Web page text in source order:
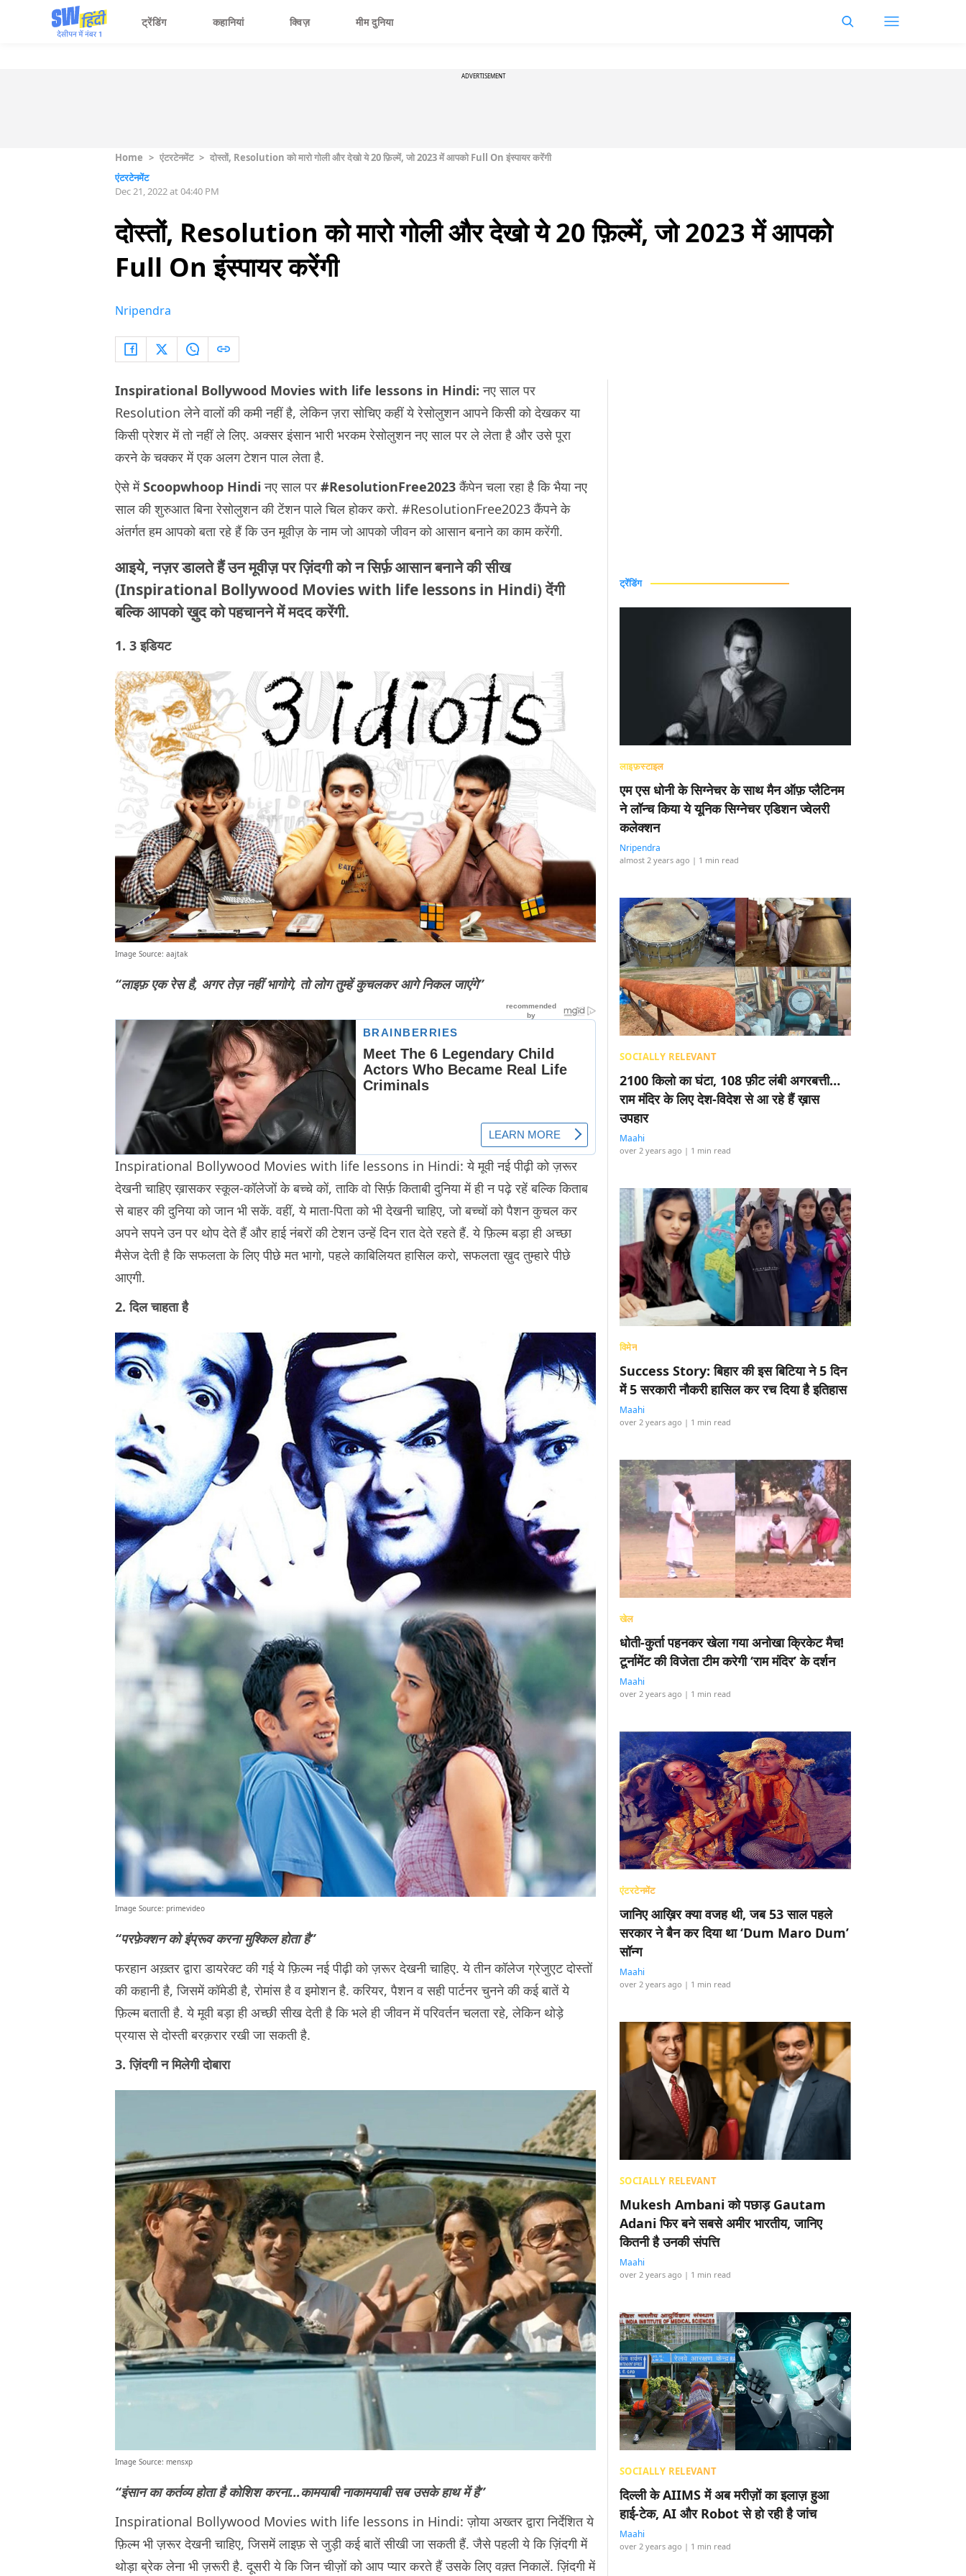
ट्रेंडिंग कहानियां क्विज़ मीम दुनिया
ADVERTISEMENT
Home > एंटरटेनमेंट > दोस्तों, Resolution को मारो गोली और देखो ये 20 फ़िल्में, जो 2023 में आपको Full On इंस्पायर करेंगी
एंटरटेनमेंट
Dec 21, 2022 at 04:40 PM
दोस्तों, Resolution को मारो गोली और देखो ये 20 फ़िल्में, जो 2023 में आपको
Full On इंस्पायर करेंगी
Nripendra
Inspirational Bollywood Movies with life lessons in Hindi: नए साल पर
Resolution लेने वालों की कमी नहीं है, लेकिन ज़रा सोचिए कहीं ये रेसोलुशन आपने किसी को देखकर या
किसी प्रेशर में तो नहीं ले लिए. अक्सर इंसान भारी भरकम रेसोलुशन नए साल पर ले लेता है और उसे पूरा
करने के चक्कर में एक अलग टेशन पाल लेता है.
ऐसे मेंScoopwhoop Hindi नए साल पर #ResolutionFree2023कैंपेन चला रहा है कि भैया नए
साल की शुरुआत बिना रेसोलुशन की टेंशन पाले चिल होकर करो. #ResolutionFree2023 कैंपने के
अंतर्गत हम आपको बता रहे हैं कि उन मूवीज़ के नाम जो आपको जीवन को आसान बनाने का काम करेंगी.
आइये, नज़र डालते हैं उन मूवीज़ पर ज़िंदगी को न सिर्फ़ आसान बनाने की सीख
(Inspirational Bollywood Movies with life lessons in Hindi) देंगी
बल्कि आपको ख़ुद को पहचानने में मदद करेंगी.
1. 3 इडियट
Image Source: aajtak
“लाइफ़ एक रेस है, अगर तेज़ नहीं भागोगे, तो लोग तुम्हें कुचलकर आगे निकल जाएंगे”
Inspirational Bollywood Movies with life lessons in Hindi: ये मूवी नई पीढ़ी को ज़रूर
देखनी चाहिए ख़ासकर स्कूल-कॉलेजों के बच्चे कों, ताकि वो सिर्फ़ किताबी दुनिया में ही न पढ़े रहें बल्कि किताब
से बाहर की दुनिया को जान भी सकें. वहीं, ये माता-पिता को भी देखनी चाहिए, जो बच्चों को पैशन कुचल कर
अपने सपने उन पर थोप देते हैं और हाई नंबरों की टेशन उन्हें दिन रात देते रहते हैं. ये फ़िल्म बड़ा ही अच्छा
मैसेज देती है कि सफलता के लिए पीछे मत भागो, पहले काबिलियत हासिल करो, सफलता ख़ुद तुम्हारे पीछे
आएगी.
2. दिल चाहता है
Image Source: primevideo
“परफ़ेक्शन को इंप्रूव करना मुश्किल होता है”
फरहान अख़्तर द्वारा डायरेक्ट की गई ये फ़िल्म नई पीढ़ी को ज़रूर देखनी चाहिए. ये तीन कॉलेज ग्रेजुएट दोस्तों
की कहानी है, जिसमें कॉमेडी है, रोमांस है व इमोशन है. करियर, पैशन व सही पार्टनर चुनने की कई बातें ये
फ़िल्म बताती है. ये मूवी बड़ा ही अच्छी सीख देती है कि भले ही जीवन में परिवर्तन चलता रहे, लेकिन थोड़े
प्रयास से दोस्ती बरक़रार रखी जा सकती है.
3. ज़िंदगी न मिलेगी दोबारा
Image Source: mensxp
“इंसान का कर्तव्य होता है कोशिश करना…कामयाबी नाकामयाबी सब उसके हाथ में है”
Inspirational Bollywood Movies with life lessons in Hindi: ज़ोया अख्तर द्वारा निर्देशित ये
फ़िल्म भी ज़रूर देखनी चाहिए, जिसमें लाइफ़ से जुड़ी कई बातें सीखी जा सकती हैं. जैसे पहली ये कि ज़िंदगी में
थोड़ा ब्रेक लेना भी ज़रूरी है. दूसरी ये कि जिन चीज़ों को आप प्यार करते हैं उसके लिए वक़्त निकालें. ज़िंदगी में
ट्रेंडिंग
लाइफ़स्टाइल
एम एस धोनी के सिग्नेचर के साथ मैन ऑफ़ प्लैटिनम
ने लॉन्च किया ये यूनिक सिग्नेचर एडिशन ज्वेलरी
कलेक्शन
Nripendra
almost 2 years ago | 1 min read
SOCIALLY RELEVANT
2100 किलो का घंटा, 108 फ़ीट लंबी अगरबत्ती…
राम मंदिर के लिए देश-विदेश से आ रहे हैं ख़ास
उपहार
Maahi
over 2 years ago | 1 min read
विमेन
Success Story: बिहार की इस बिटिया ने 5 दिन
में 5 सरकारी नौकरी हासिल कर रच दिया है इतिहास
Maahi
over 2 years ago | 1 min read
खेल
धोती-कुर्ता पहनकर खेला गया अनोखा क्रिकेट मैच!
टूर्नामेंट की विजेता टीम करेगी ‘राम मंदिर’ के दर्शन
Maahi
over 2 years ago | 1 min read
एंटरटेनमेंट
जानिए आख़िर क्या वजह थी, जब 53 साल पहले
सरकार ने बैन कर दिया था ‘Dum Maro Dum’
सॉन्ग
Maahi
over 2 years ago | 1 min read
SOCIALLY RELEVANT
Mukesh Ambani को पछाड़ Gautam
Adani फिर बने सबसे अमीर भारतीय, जानिए
कितनी है उनकी संपत्ति
Maahi
over 2 years ago | 1 min read
SOCIALLY RELEVANT
दिल्ली के AIIMS में अब मरीज़ों का इलाज़ हुआ
हाई-टेक, AI और Robot से हो रही है जांच
Maahi
over 2 years ago | 1 min read